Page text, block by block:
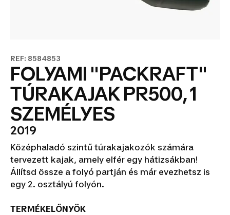
REF: 8584853
FOLYAMI "PACKRAFT"
TÚRAKAJAK PR500, 1
SZEMÉLYES
2019
Középhaladó szintű túrakajakozók számára
tervezett kajak, amely elfér egy hátizsákban!
Állítsd össze a folyó partján és már evezhetsz is
egy 2. osztályú folyón.
TERMÉKELŐNYÖK